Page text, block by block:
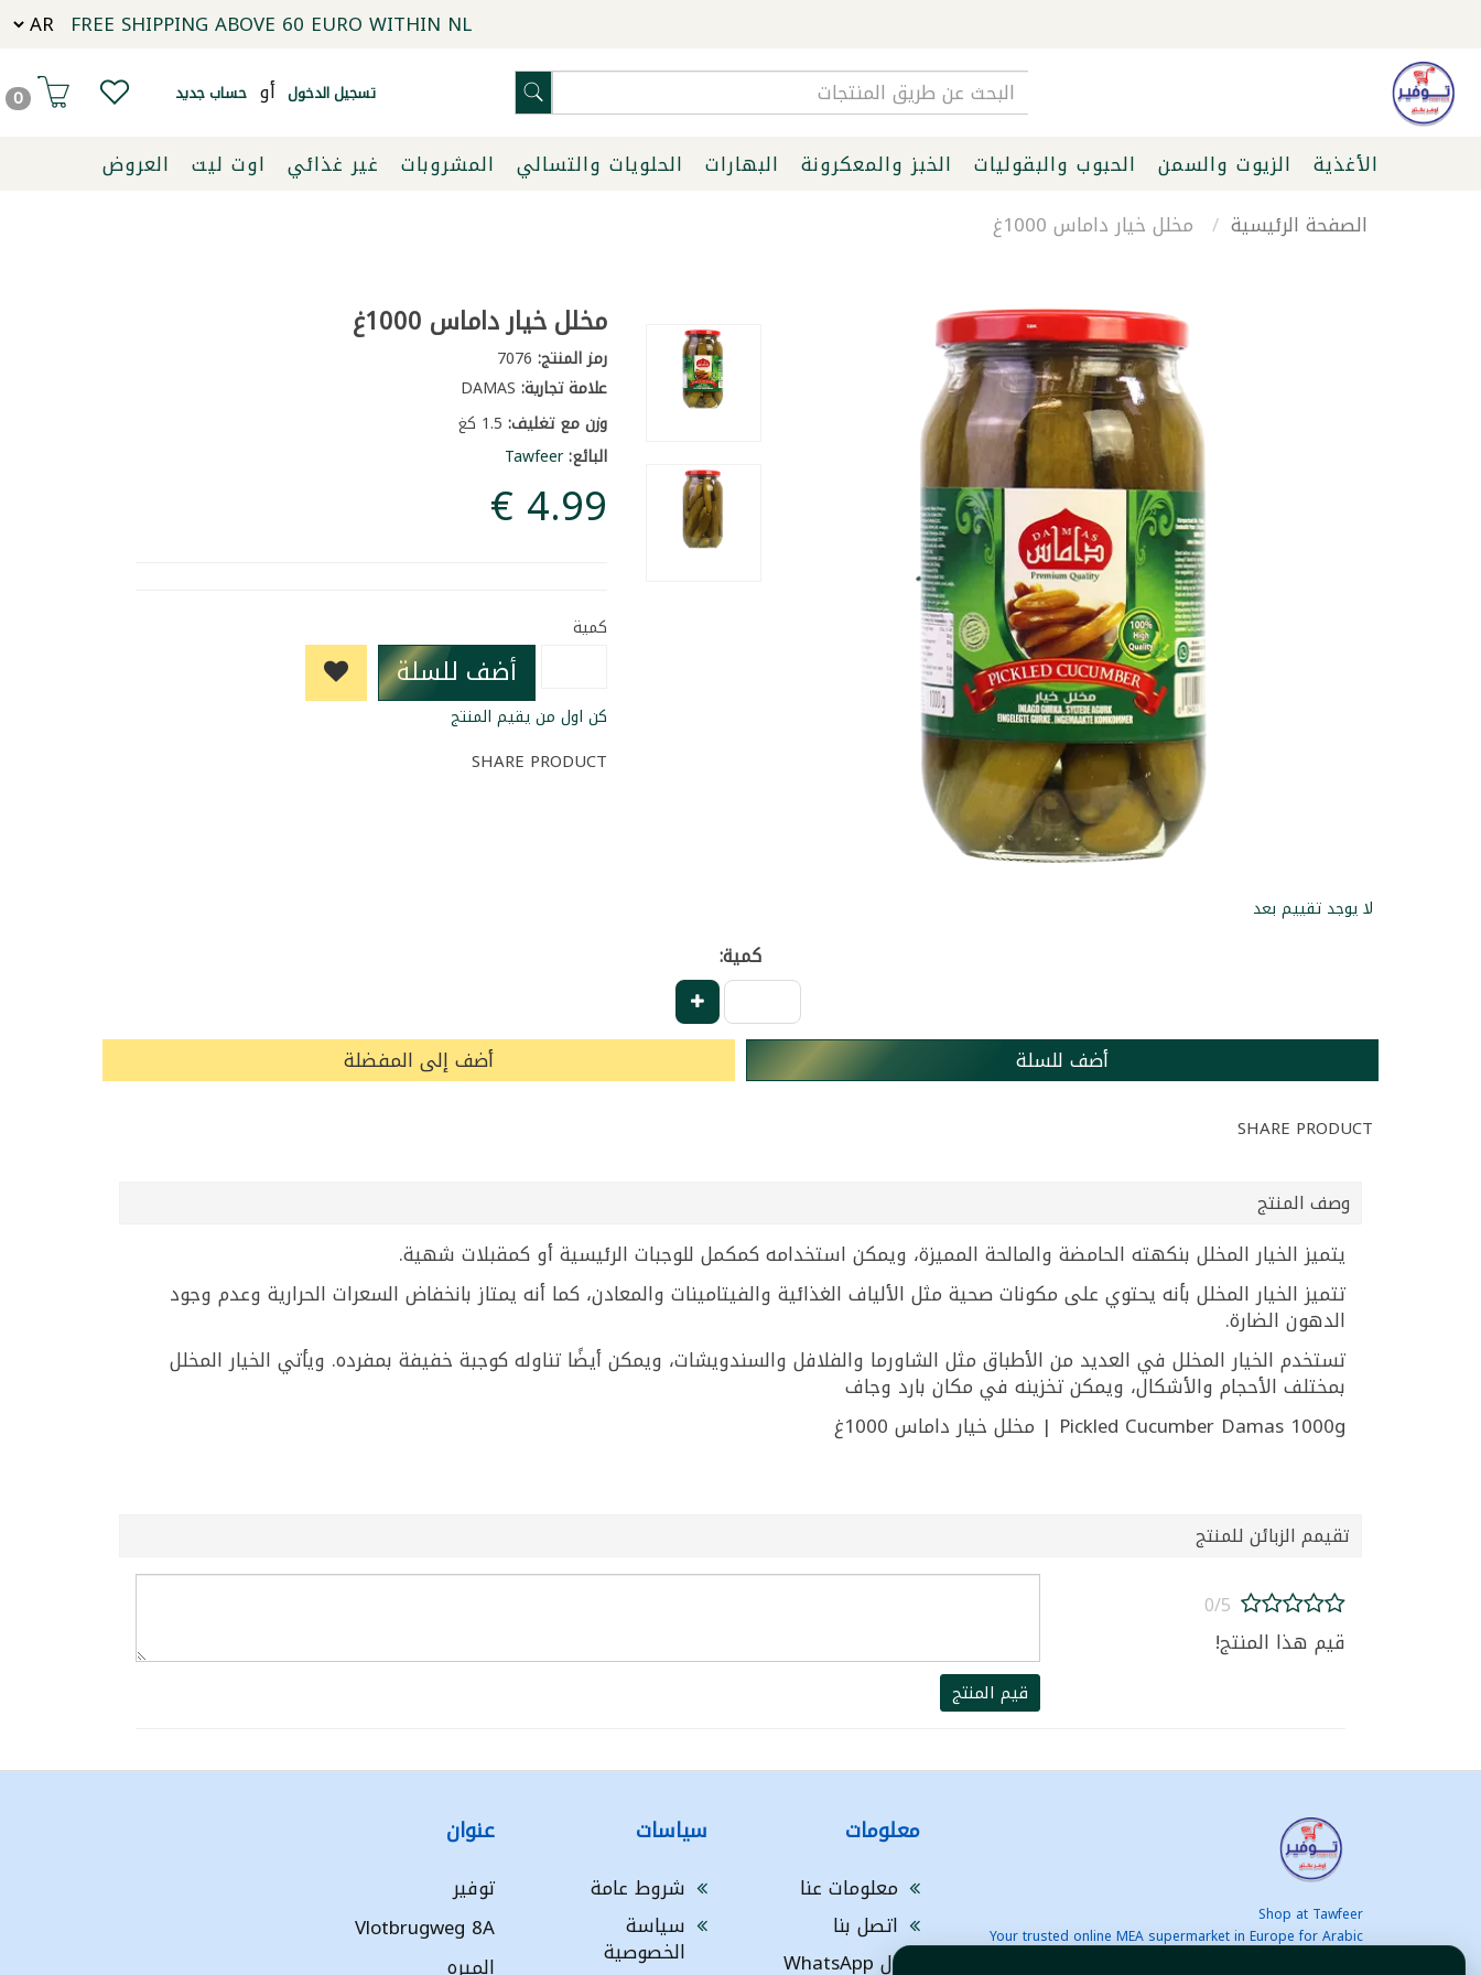
FREE SHIPPING ABOVE 60 EURO WITHIN NL
تسجيل الدخول أو حساب جديد 0
الأغذية الزيوت والسمن الحبوب والبقوليات الخبز والمعكرونة البهارات الحلويات والتسالي المشروبات غير غذائي اوت ليت
العروض
الصفحة الرئيسية
مخلل خيار داماس 1000غ
مخلل خيار داماس 1000غ
رمز المنتج:7076
علامة تجارية:DAMAS
وزن مع تغليف:1.5 كغ
البائع:Tawfeer
كمية
أضف للسلة
كن اول من يقيم المنتج
SHARE PRODUCT
لا يوجد تقييم بعد
كمية:
أضف للسلة أضف إلى المفضلة
SHARE PRODUCT
وصف المنتج
يتميز الخيار المخلل بنكهته الحامضة والمالحة المميزة، ويمكن استخدامه كمكمل للوجبات الرئيسية أو كمقبلات شهية.
تتميز الخيار المخلل بأنه يحتوي على مكونات صحية مثل الألياف الغذائية والفيتامينات والمعادن، كما أنه يمتاز بانخفاض السعرات الحرارية وعدم وجود
الدهون الضارة.
تستخدم الخيار المخلل في العديد من الأطباق مثل الشاورما والفلافل والسندويشات، ويمكن أيضًا تناوله كوجبة خفيفة بمفرده. ويأتي الخيار المخلل
بمختلف الأحجام والأشكال، ويمكن تخزينه في مكان بارد وجاف
Pickled Cucumber Damas 1000g | مخلل خيار داماس 1000غ
تقيمم الزبائن للمنتج
0/5
قيم هذا المنتج!
قيم المنتج
Shop at Tawfeer
Your trusted online MEA supermarket in Europe for Arabic
معلومات
معلومات عنا
اتصل بنا
ال WhatsApp
سياسات
شروط عامة
سياسة
الخصوصية
عنوان
توفير
Vlotbrugweg 8A
الميره